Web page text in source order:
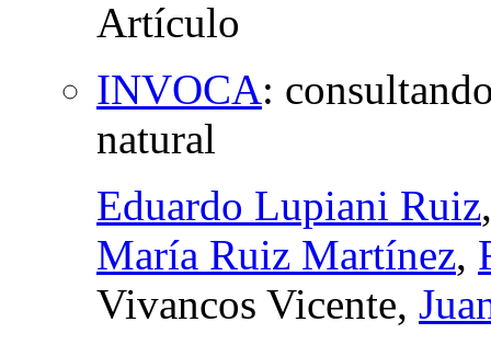
INVOCA:
natural
Eduardo Lupiani Ruiz
María Ruiz Martínez,
Vivancos Vicente,